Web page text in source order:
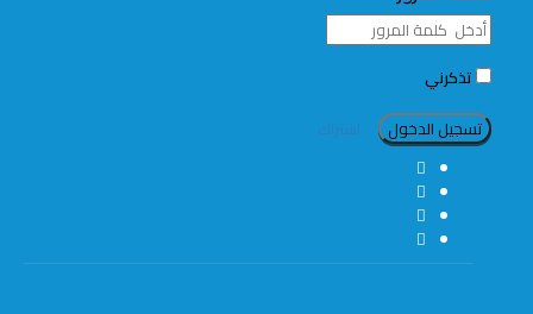
تذكرني
اشتراك